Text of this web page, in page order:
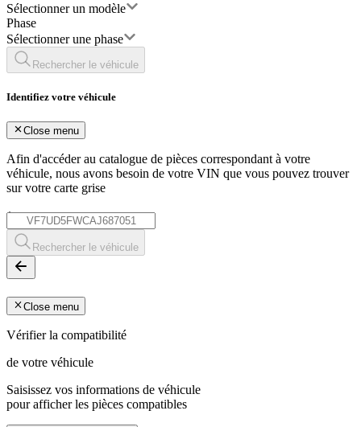
Sélectionner un modèle
Phase
Sélectionner une phase
Rechercher le véhicule
Identifiez votre véhicule
Close menu
Afin d'accéder au catalogue de pièces correspondant à votre
véhicule, nous avons besoin de votre VIN que vous pouvez trouver
sur votre carte grise
*
Rechercher le véhicule
Close menu
Vérifier la compatibilité
de votre véhicule
Saisissez vos informations de véhicule
pour afficher les pièces compatibles